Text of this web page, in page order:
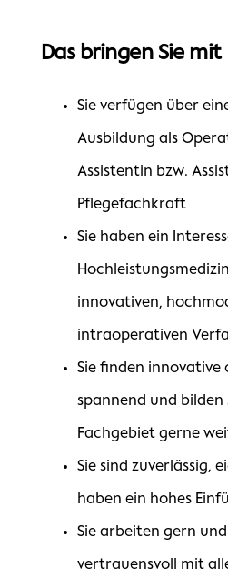
Das bringen Sie mit
Sie verfügen über
Ausbildung als
Assistentin bzw.
Pflegefachkraft
Sie haben ein
innovativen,
intraoperativen
Sie finden innovative
spannend und bilden
Fachgebiet gerne
Sie sind zuverlässig,
haben ein hohes
Sie arbeiten gern
vertrauensvoll mit